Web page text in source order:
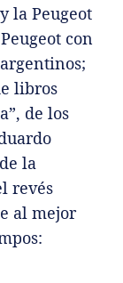
la Peugeot
con
libros
de los
la
revés
al mejor